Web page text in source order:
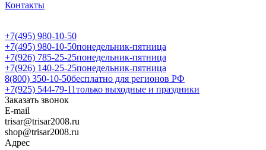
Контакты
+7(495) 980-10-50
+7(495) 980-10-50понедельник-пятница
+7(926) 785-25-25понедельник-пятница
+7(926) 140-25-25понедельник-пятница
8(800) 350-10-50бесплатно для регионов РФ
+7(925) 544-79-11только выходные и праздники
Заказать звонок
E-mail
trisar@trisar2008.ru
shop@trisar2008.ru
Адрес